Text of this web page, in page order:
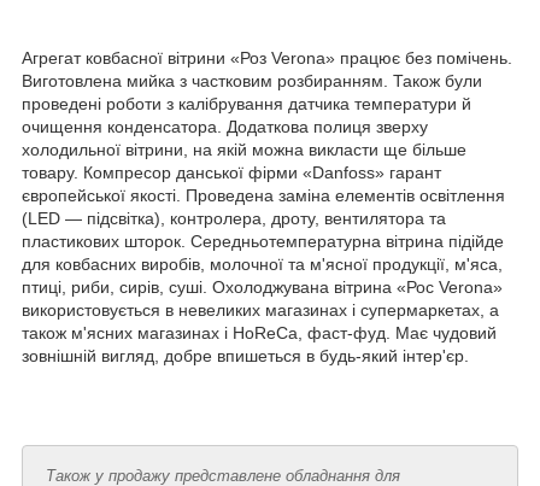
Агрегат ковбасної вітрини «Роз Verona» працює без помічень.
Виготовлена мийка з частковим розбиранням. Також були
проведені роботи з калібрування датчика температури й
очищення конденсатора. Додаткова полиця зверху
холодильної вітрини, на якій можна викласти ще більше
товару. Компресор данської фірми «Danfoss» гарант
європейської якості. Проведена заміна елементів освітлення
(LED — підсвітка), контролера, дроту, вентилятора та
пластикових шторок. Середньотемпературна вітрина підійде
для ковбасних виробів, молочної та м'ясної продукції, м'яса,
птиці, риби, сирів, суші. Охолоджувана вітрина «Рос Verona»
використовується в невеликих магазинах і супермаркетах, а
також м'ясних магазинах і HoReCа, фаст-фуд. Має чудовий
зовнішній вигляд, добре впишеться в будь-який інтер'єр.
Також у продажу представлене обладнання для